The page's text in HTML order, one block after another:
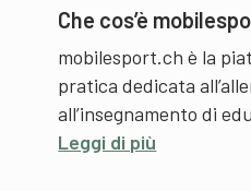
Che cos’è
mobilesport.ch è la
pratica dedicata
all’insegnamento di
Leggi di più